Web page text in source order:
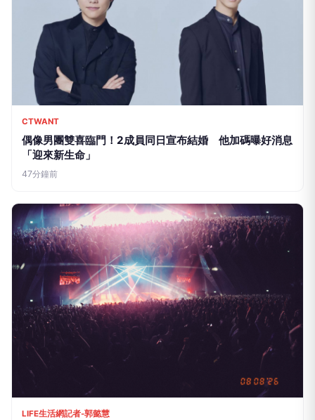
CTWANT
偶像男團雙喜臨門！2成員同日宣布結婚 他加碼曝好消息
「迎來新生命」
47分鐘前
LIFE生活網記者-郭懿慧